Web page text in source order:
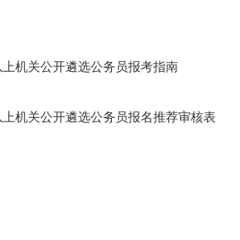
机关公开遴选公务员报考指南
机关公开遴选公务员报名推荐审核表